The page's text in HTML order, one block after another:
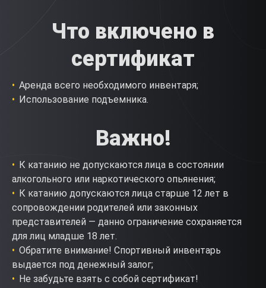
Что включено в
сертификат
Аренда всего необходимого инвентаря;
Использование подъемника.
Важно!
К катанию не допускаются лица в состоянии
алкогольного или наркотического опьянения;
К катанию допускаются лица старше 12 лет в
сопровождении родителей или законных
представителей — данно ограничение сохраняется
для лиц младше 18 лет.
Обратите внимание! Спортивный инвентарь
выдается под денежный залог;
Не забудьте взять с собой сертификат!